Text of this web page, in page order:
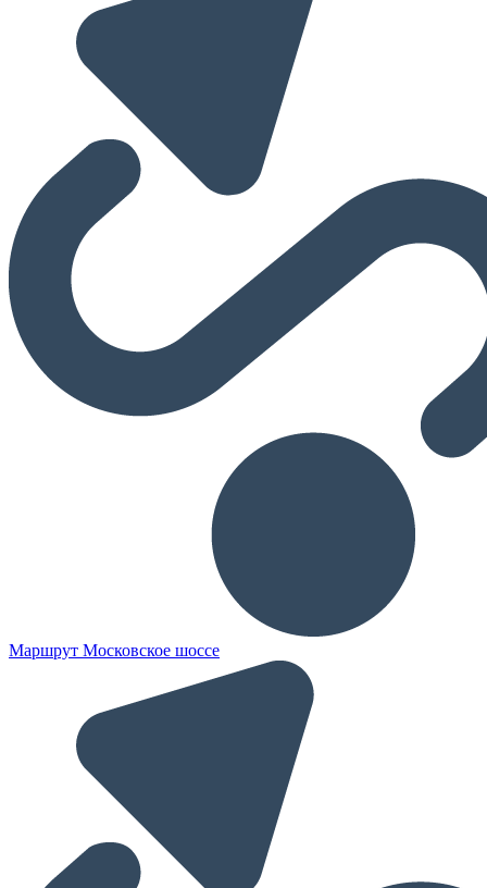
Маршрут Московское шоссе